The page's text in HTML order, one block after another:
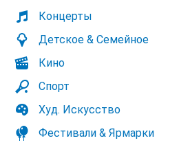
Концерты
Детское & Семейное
Кино
Спорт
Худ. Искусство
Фестивали & Ярмарки